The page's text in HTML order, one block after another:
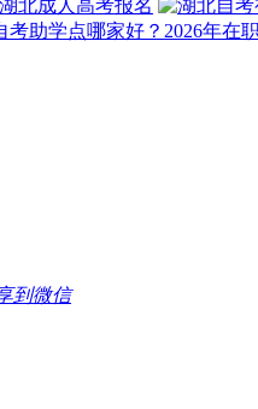
考助学点哪家好？2026年在
到微信